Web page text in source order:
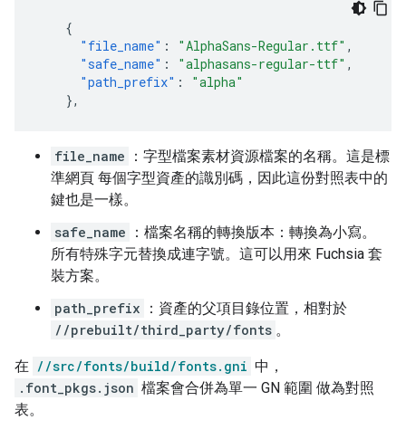
{
"file_name" : "AlphaSans-Regular.ttf" ,
"safe_name" : "alphasans-regular-ttf" ,
"path_prefix" :
"alpha"
},
file_name
：字型檔案素材資源檔案的名稱。這是標
準網頁 每個字型資產的識別碼，因此這份對照表中的
鍵也是一樣。
safe_name
：檔案名稱的轉換版本：轉換為小寫。
所有特殊字元替換成連字號。這可以用來 Fuchsia 套
裝方案。
path_prefix
：資產的父項目錄位置，相對於
//prebuilt/third_party/fonts 。
在 //src/fonts/build/fonts.gni 中，
.font_pkgs.json 檔案會合併為單一 GN 範圍 做為對照
表。